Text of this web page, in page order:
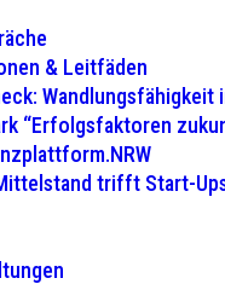
& Leitfäden
Wandlungsfähigkeit
“Erfolgsfaktoren
trifft Start-